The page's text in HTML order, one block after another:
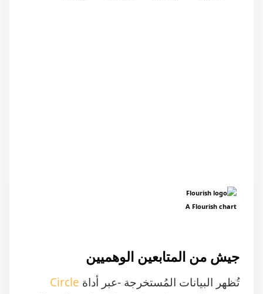
تُظهر البيانات المُستخرجة -عبر أداة
التي تساعد على تحليل طبيعة الحسابات
المتابعة على منصة “إكس”- أن “الجرادي” لديه